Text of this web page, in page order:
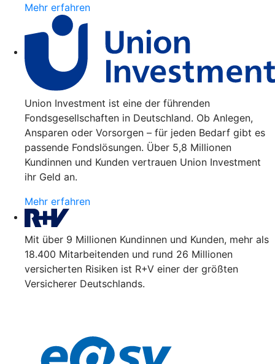
Mehr erfahren
Union Investment ist eine der führenden
Fondsgesellschaften in Deutschland. Ob Anlegen,
Ansparen oder Vorsorgen – für jeden Bedarf gibt es
passende Fondslösungen. Über 5,8 Millionen
Kundinnen und Kunden vertrauen Union Investment
ihr Geld an.
Mehr erfahren
Mit über 9 Millionen Kundinnen und Kunden, mehr als
18.400 Mitarbeitenden und rund 26 Millionen
versicherten Risiken ist R+V einer der größten
Versicherer Deutschlands.